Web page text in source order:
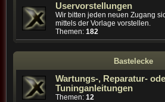
Uservorstellungen
Wir bitten jeden neuen Zugang
mittels der Vorlage vorstellen.
Themen: 182
Bastelecke
Wartungs-, Reparatur-
Tuninganleitungen
Themen: 12